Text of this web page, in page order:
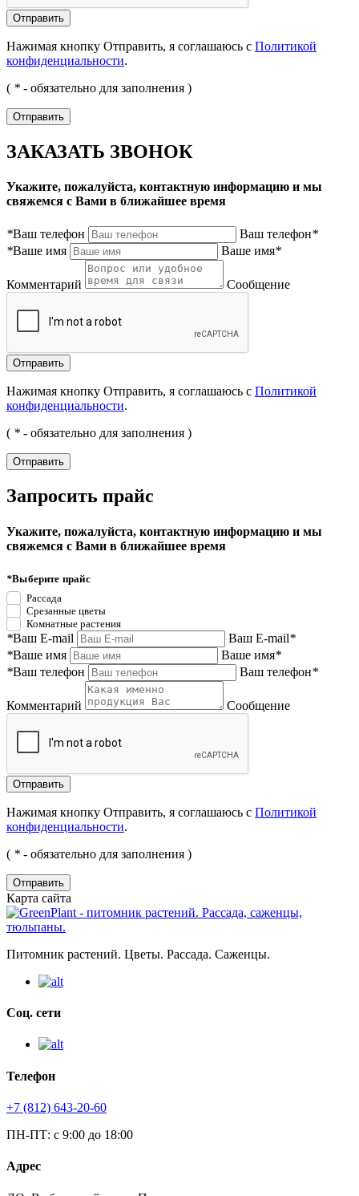
Нажимая кнопку Отправить, я соглашаюсь с Политикой
конфиденциальности.
( * - обязательно для заполнения )
ЗАКАЗАТЬ ЗВОНОК
Укажите, пожалуйста, контактную информацию и мы
свяжемся с Вами в ближайшее время
*Ваш телефон Ваш телефон*
*Ваше имя Ваше имя*
Комментарий Сообщение
Нажимая кнопку Отправить, я соглашаюсь с Политикой
конфиденциальности.
( * - обязательно для заполнения )
Запросить прайс
Укажите, пожалуйста, контактную информацию и мы
свяжемся с Вами в ближайшее время
*Выберите прайс
Рассада
Срезанные цветы
Комнатные растения
*Ваш E-mail Ваш E-mail*
*Ваше имя Ваше имя*
*Ваш телефон Ваш телефон*
Комментарий Сообщение
Нажимая кнопку Отправить, я соглашаюсь с Политикой
конфиденциальности.
( * - обязательно для заполнения )
Отправить
Карта сайта
Питомник растений. Цветы. Рассада. Саженцы.
Соц. сети
Телефон
+7 (812) 643-20-60
ПН-ПТ: с 9:00 до 18:00
Адрес